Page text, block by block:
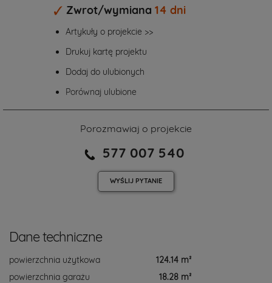
Zwrot/wymiana 14 dni
Artykuły o projekcie >>
Drukuj kartę projektu
Dodaj do ulubionych
Porównaj ulubione
Porozmawiaj o projekcie
577 007 540
WYŚLIJ PYTANIE
Dane techniczne
powierzchnia użytkowa
124.14 m²
powierzchnia garażu
18.28 m²